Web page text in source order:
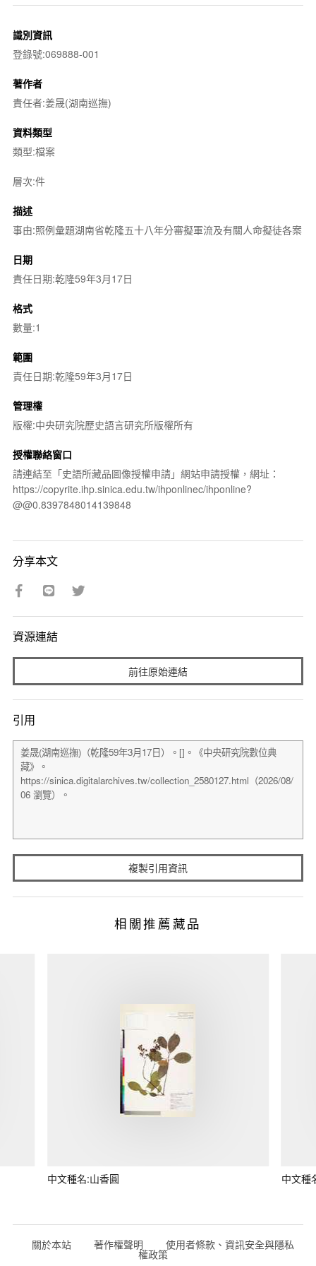
識別資訊
登錄號:069888-001
著作者
責任者:姜晟(湖南巡撫)
資料類型
類型:檔案
層次:件
描述
事由:照例彙題湖南省乾隆五十八年分審擬軍流及有關人命擬徒各案
日期
責任日期:乾隆59年3月17日
格式
數量:1
範圍
責任日期:乾隆59年3月17日
管理權
版權:中央研究院歷史語言研究所版權所有
授權聯絡窗口
請連結至「史語所藏品圖像授權申請」網站申請授權，網址：
https://copyrite.ihp.sinica.edu.tw/ihponlinec/ihponline?
@@0.8397848014139848
分享本文
資源連結
前往原始連結
引用
複製引用資訊
相關推薦藏品
中文種名:山香圓 中文種
關於本站 著作權聲明 使用者條款、資訊安全與隱私
權政策